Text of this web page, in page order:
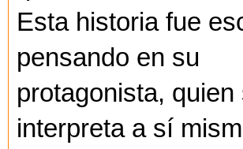
Esta historia fue
pensando en su
protagonista, quien
interpreta a sí